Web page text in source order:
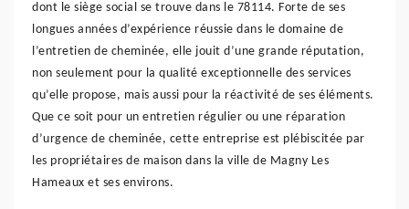
dont le siège social se trouve dans le 78114. Forte de ses
longues années d’expérience réussie dans le domaine de
l’entretien de cheminée, elle jouit d’une grande réputation,
non seulement pour la qualité exceptionnelle des services
qu’elle propose, mais aussi pour la réactivité de ses éléments.
Que ce soit pour un entretien régulier ou une réparation
d’urgence de cheminée, cette entreprise est plébiscitée par
les propriétaires de maison dans la ville de Magny Les
Hameaux et ses environs.